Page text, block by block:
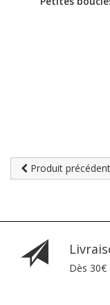
Produit
Dès 30€